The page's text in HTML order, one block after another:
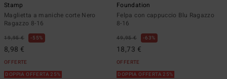
Stamp
Maglietta a maniche corte Nero
Ragazzo 8-16
19,95 € 55%
8,98 €
OFFERTE
DOPPIA OFFERTA 25%
Foundation
Felpa con cappuccio Blu Ragazzo
8-16
49,95 € 63%
18,73 €
OFFERTE
DOPPIA OFFERTA 25%